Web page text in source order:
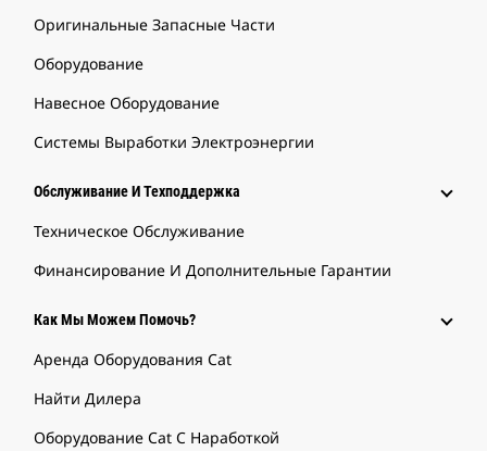
Оригинальные Запасные Части
Оборудование
Навесное Оборудование
Системы Выработки Электроэнергии
Обслуживание И Техподдержка
Техническое Обслуживание
Финансирование И Дополнительные Гарантии
Как Мы Можем Помочь?
Аренда Оборудования Cat
Найти Дилера
Оборудование Cat С Наработкой